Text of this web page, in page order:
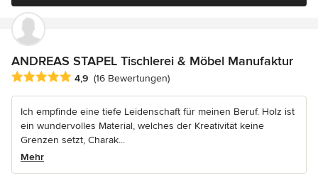
ANDREAS STAPEL Tischlerei & Möbel Manufaktur
Durchschnittliche Bewertung: 4.9 von 5 Sternen
4,9 (16 Bewertungen)
Ich empfinde eine tiefe Leidenschaft für meinen Beruf. Holz ist
ein wundervolles Material, welches der Kreativität keine
Grenzen setzt, Charak...
Mehr